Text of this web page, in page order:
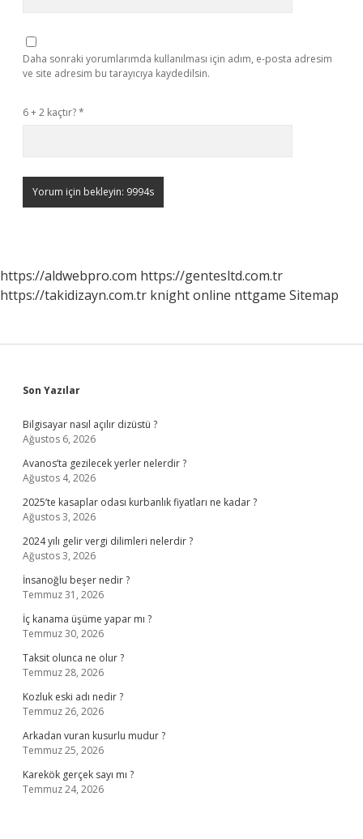
Daha sonraki yorumlarımda kullanılması için adım, e-posta adresim
ve site adresim bu tarayıcıya kaydedilsin.
6 + 2 kaçtır?*
https://aldwebpro.com https://gentesltd.com.tr
https://takidizayn.com.tr knight online nttgame Sitemap
Sidebar
Son Yazılar
Bilgisayar nasıl açılır dizüstü ?
Ağustos 6, 2026
Avanos’ta gezilecek yerler nelerdir ?
Ağustos 4, 2026
2025’te kasaplar odası kurbanlık fiyatları ne kadar ?
Ağustos 3, 2026
2024 yılı gelir vergi dilimleri nelerdir ?
Ağustos 3, 2026
İnsanoğlu beşer nedir ?
Temmuz 31, 2026
İç kanama üşüme yapar mı ?
Temmuz 30, 2026
Taksit olunca ne olur ?
Temmuz 28, 2026
Kozluk eski adı nedir ?
Temmuz 26, 2026
Arkadan vuran kusurlu mudur ?
Temmuz 25, 2026
Karekök gerçek sayı mı ?
Temmuz 24, 2026